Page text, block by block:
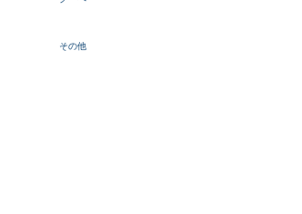
その他